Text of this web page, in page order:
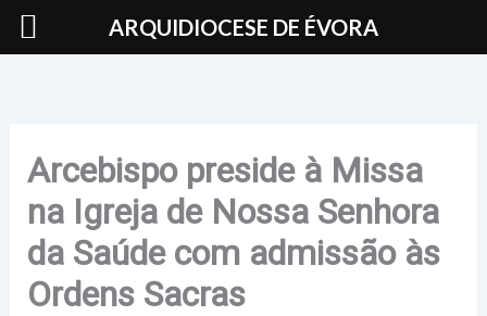
Skip
Arcebispo preside à Missa
na Igreja de Nossa Senhora
da Saúde com admissão às
Ordens Sacras
ARQUIDIOCESE DE ÉVORA